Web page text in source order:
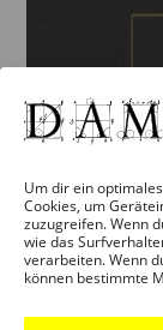
Um dir ein
Cookies, um
zuzugreifen. Wenn
wie das
verarbeiten. Wenn
können bestimmte